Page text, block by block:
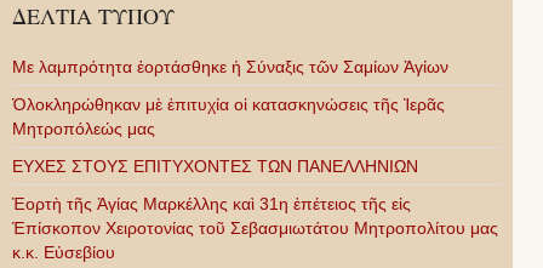
ΔΕΛΤΙΑ ΤΥΠΟΥ
Με λαμπρότητα ἑορτάσθηκε ἡ Σύναξις τῶν Σαμίων Ἁγίων
Ὁλοκληρώθηκαν μὲ ἐπιτυχία οἱ κατασκηνώσεις τῆς Ἱερᾶς
Μητροπόλεώς μας
ΕΥΧΕΣ ΣΤΟΥΣ ΕΠΙΤΥΧΟΝΤΕΣ ΤΩΝ ΠΑΝΕΛΛΗΝΙΩΝ
Ἑορτὴ τῆς Ἁγίας Μαρκέλλης καὶ 31η ἐπέτειος τῆς εἰς
Ἐπίσκοπον Χειροτονίας τοῦ Σεβασμιωτάτου Μητροπολίτου μας
κ.κ. Εὐσεβίου